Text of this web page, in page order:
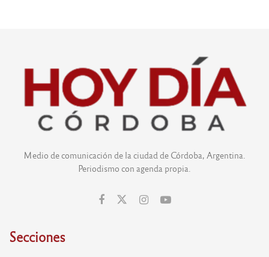
Medio de comunicación de la ciudad de Córdoba, Argentina.
Periodismo con agenda propia.
Secciones